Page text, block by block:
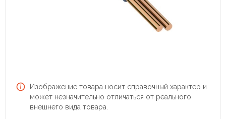
Изображение товара носит справочный характер и
может незначительно отличаться от реального
внешнего вида товара.